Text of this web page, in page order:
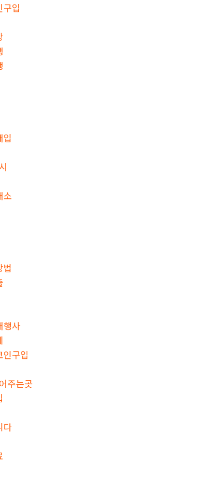
입
소
행사
구입
주는곳
다